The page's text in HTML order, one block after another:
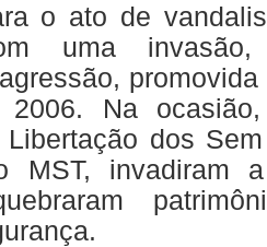
o ato de
uma invasão,
Na
dos
MST, invadiram